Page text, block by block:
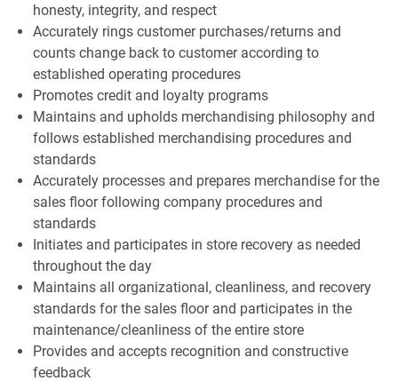
honesty, integrity, and respect
Accurately rings customer purchases/returns and
counts change back to customer according to
established operating procedures
Promotes credit and loyalty programs
Maintains and upholds merchandising philosophy and
follows established merchandising procedures and
standards
Accurately processes and prepares merchandise for the
sales floor following company procedures and
standards
Initiates and participates in store recovery as needed
throughout the day
Maintains all organizational, cleanliness, and recovery
standards for the sales floor and participates in the
maintenance/cleanliness of the entire store
Provides and accepts recognition and constructive
feedback